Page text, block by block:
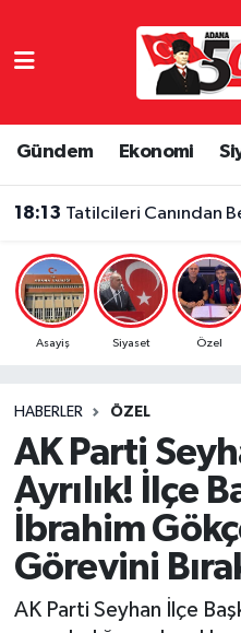
Gündem Ekonomi
18:13 Tatilcileri Canından
Asayiş Siyaset Özel
HABERLER ÖZEL
AK Parti
Ayrılık! İlçe
İbrahim
Görevini
AK Parti Seyhan İlçe
Dünya
Eğitim
Gündem
Haber Reklam
Magazin
Özel
Adana Nöbetçi
Adana Trafik
Süper Lig Puan
Son Dakika Haberleri
Haber Arşivi